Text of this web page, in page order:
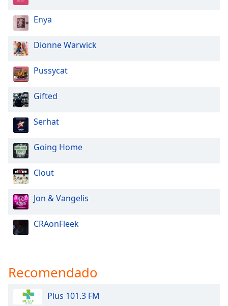
Reset
Done
Modal
Dialog
End
window.
Enya
Dionne Warwick
Pussycat
Gifted
Serhat
Going Home
Clout
Jon & Vangelis
CRAonFleek
Recomendado
Plus 101.3 FM